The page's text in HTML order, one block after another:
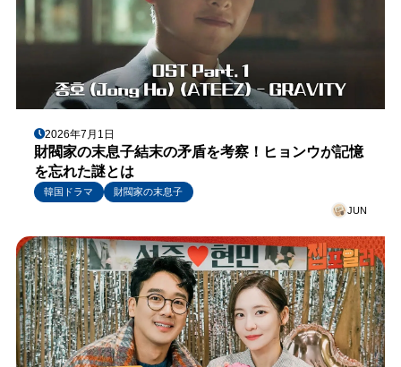
2026年7月1日
財閥家の末息子結末の矛盾を考察！ヒョンウが記憶
を忘れた謎とは
韓国ドラマ
財閥家の末息子
JUN